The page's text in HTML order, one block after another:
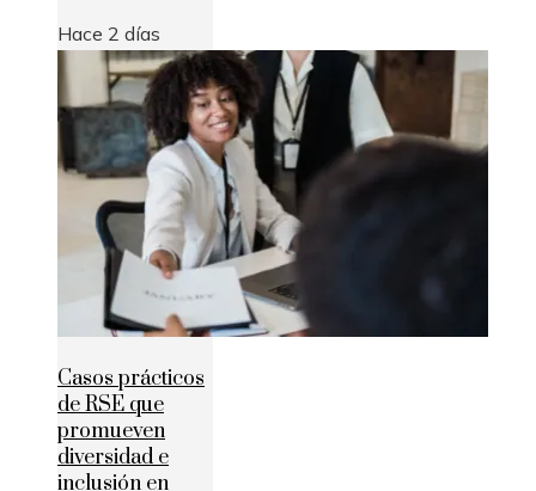
Hace 2 días
Casos prácticos
de RSE que
promueven
diversidad e
inclusión en